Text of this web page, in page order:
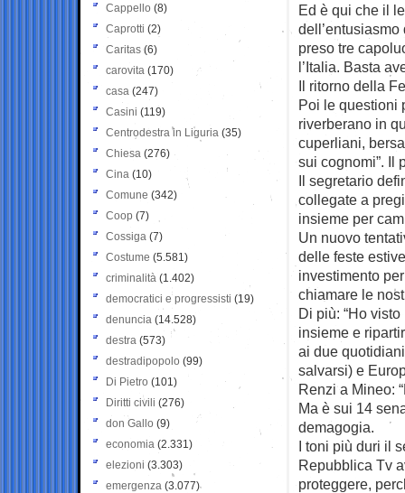
Ed è qui che il
preso tre
l’Italia. Basta
Il ritorno della
Poi le questioni
riverberano in
cuperliani,
sui cognomi”. Il
Il segretario
collegate a
insieme per
Un nuovo
delle feste
investimento
chiamare le
Di più: “Ho
insieme e
ai due
salvarsi) e
Renzi a Mineo:
Ma è sui 14
demagogia.
I toni più duri il
Repubblica Tv
proteggere,
Cappello (8)
Caprotti (2)
Caritas (6)
carovita (170)
casa (247)
Casini (119)
Centrodestra in Liguria (35)
Chiesa (276)
Cina (10)
Comune (342)
Coop (7)
Cossiga (7)
Costume (5.581)
criminalità (1.402)
democratici e progressisti (19)
denuncia (14.528)
destra (573)
destradipopolo (99)
Di Pietro (101)
Diritti civili (276)
don Gallo (9)
economia (2.331)
elezioni (3.303)
emergenza (3.077)